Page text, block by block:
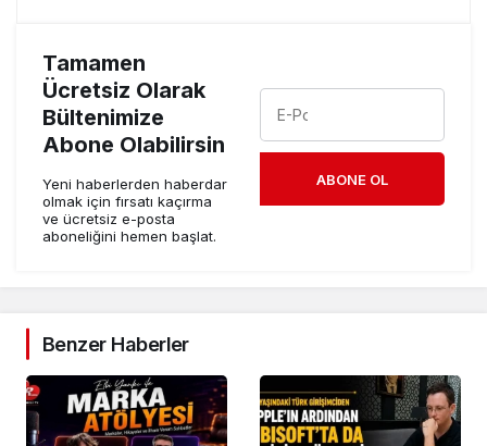
Tamamen
Ücretsiz Olarak
Bültenimize
Abone Olabilirsin
Yeni haberlerden haberdar
olmak için fırsatı kaçırma
ve ücretsiz e-posta
aboneliğini hemen başlat.
ABONE OL
Benzer Haberler